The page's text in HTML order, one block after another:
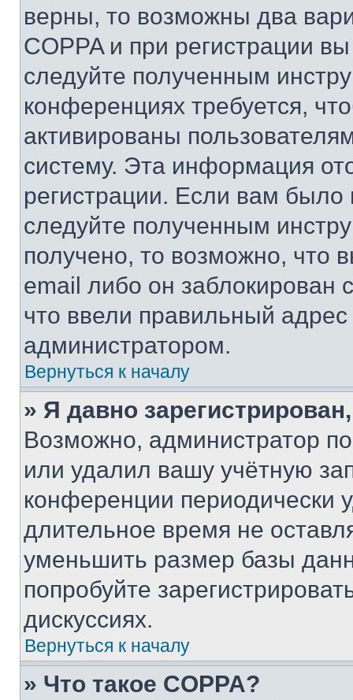
верны, то возможны два
COPPA и при регистрации
следуйте полученным
конференциях требуется,
активированы
систему. Эта информация
регистрации. Если вам
следуйте полученным
получено, то возможно, что
email либо он
что ввели правильный адрес
администратором.
Вернуться к началу
» Я давно
Возможно, администратор
или удалил вашу учётную
конференции периодически
длительное время не
уменьшить размер базы
попробуйте
дискуссиях.
Вернуться к началу
» Что такое COPPA?